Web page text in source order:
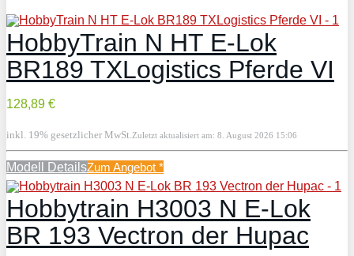
HobbyTrain N HT E-Lok
BR189 TXLogistics Pferde VI
128,89 €
inkl. 19% gesetzlicher MwSt. Zuletzt aktualisiert am: 8. August 2026 15:06
Modell DetailsZum Angebot *
Hobbytrain H3003 N E-Lok
BR 193 Vectron der Hupac